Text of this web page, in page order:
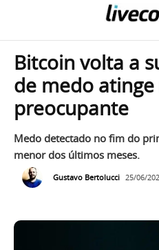
Bitcoin volta a
de medo
preocupante
Medo detectado no fim do
menor dos últimos meses.
Gustavo Bertolucci 25/06/